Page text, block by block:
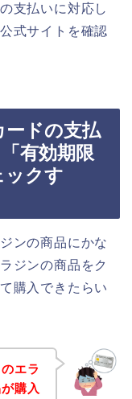
支払いに対応し
式サイトを確認
ドの支払
有効期限
ックす
ンの商品にかな
ジンの商品をク
購入できたらい
エラ
購入